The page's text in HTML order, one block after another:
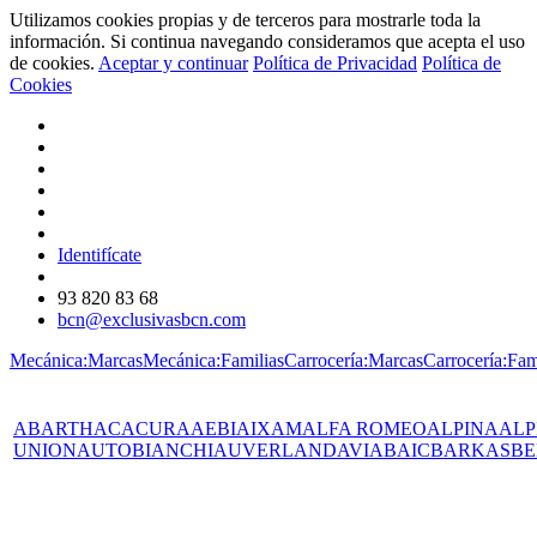
Utilizamos cookies propias y de terceros para mostrarle toda la
información. Si continua navegando consideramos que acepta el uso
de cookies. Aceptar y continuar Política de Privacidad Política de
Cookies
Identifícate
93 820 83 68
bcn@exclusivasbcn.com
Mecánica:MarcasMecánica:FamiliasCarrocería:Marcas
ABARTHACACURAAEBIAIXAMALFA ROMEOALPINA
UNIONAUTOBIANCHIAUVERLANDAVIABAICBARKAS